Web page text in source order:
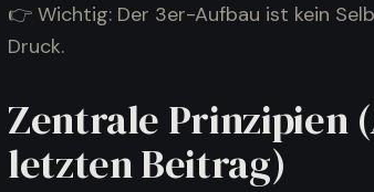
👉 Wichtig: Der 3er-Aufbau ist kein
Druck.
Zentrale Prinzipien
letzten Beitrag)